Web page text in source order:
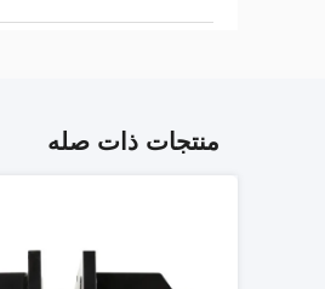
منتجات ذات صله